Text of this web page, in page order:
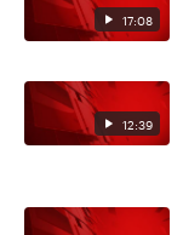
17:08
12:39